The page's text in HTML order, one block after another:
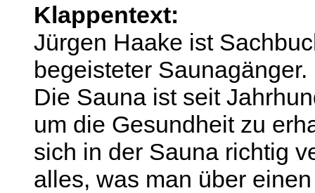
Klappentext:
Jürgen Haake ist
begeisteter Saunagänger.
Die Sauna ist seit
um die Gesundheit zu
sich in der Sauna richtig
alles, was man über